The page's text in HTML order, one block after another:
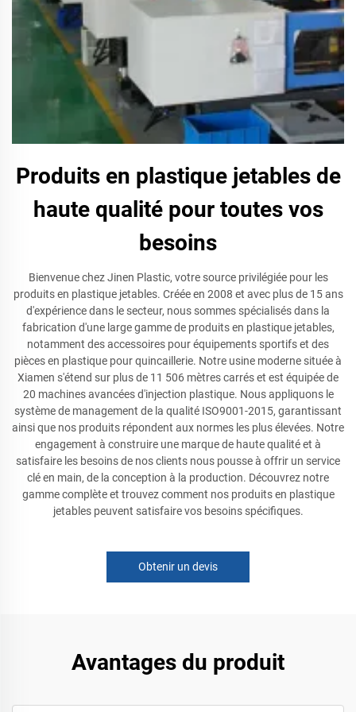
Produits en plastique jetables de
haute qualité pour toutes vos
besoins
Bienvenue chez Jinen Plastic, votre source privilégiée pour les
produits en plastique jetables. Créée en 2008 et avec plus de 15 ans
d'expérience dans le secteur, nous sommes spécialisés dans la
fabrication d'une large gamme de produits en plastique jetables,
notamment des accessoires pour équipements sportifs et des
pièces en plastique pour quincaillerie. Notre usine moderne située à
Xiamen s'étend sur plus de 11 506 mètres carrés et est équipée de
20 machines avancées d'injection plastique. Nous appliquons le
système de management de la qualité ISO9001-2015, garantissant
ainsi que nos produits répondent aux normes les plus élevées. Notre
engagement à construire une marque de haute qualité et à
satisfaire les besoins de nos clients nous pousse à offrir un service
clé en main, de la conception à la production. Découvrez notre
gamme complète et trouvez comment nos produits en plastique
jetables peuvent satisfaire vos besoins spécifiques.
Obtenir un devis
Avantages du produit